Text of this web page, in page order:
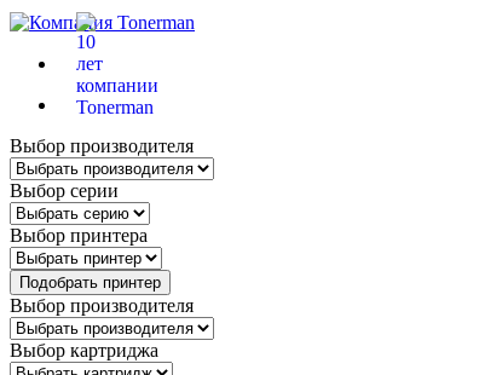
Выбор производителя
Выбор серии
Выбор принтера
Подобрать принтер
Выбор производителя
Выбор картриджа